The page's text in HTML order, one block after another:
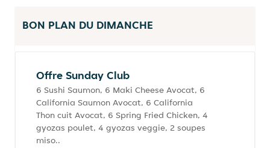
BON PLAN DU DIMANCHE
Offre Sunday Club
6 Sushi Saumon, 6 Maki Cheese Avocat, 6
California Saumon Avocat, 6 California
Thon cuit Avocat, 6 Spring Fried Chicken, 4
gyozas poulet, 4 gyozas veggie, 2 soupes
miso..